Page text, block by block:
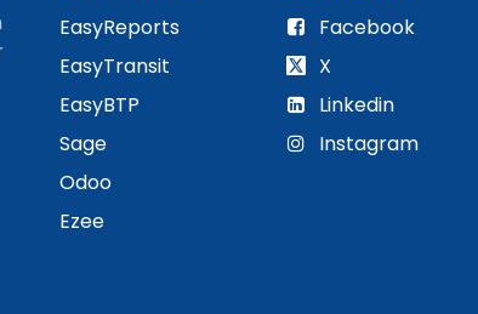
Facebook
X
Linkedin
Instagram
EasyReports
EasyTransit
EasyBTP
Sage
Odoo
Ezee